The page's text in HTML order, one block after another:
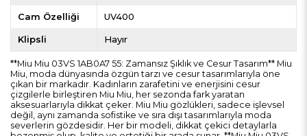
Cam Özelliği UV400
Klipsli Hayır
**Miu Miu 03VS 1AB0A7 55: Zamansız Şıklık ve Cesur Tasarım** Miu
Miu, moda dünyasında özgün tarzı ve cesur tasarımlarıyla öne
çıkan bir markadır. Kadınların zarafetini ve enerjisini cesur
çizgilerle birleştiren Miu Miu, her sezonda fark yaratan
aksesuarlarıyla dikkat çeker. Miu Miu gözlükleri, sadece işlevsel
değil, aynı zamanda sofistike ve sıra dışı tasarımlarıyla moda
severlerin gözdesidir. Her bir modeli, dikkat çekici detaylarla